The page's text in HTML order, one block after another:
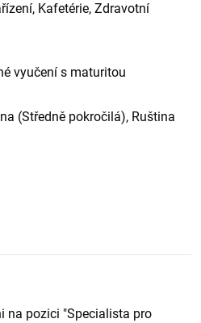
Kafetérie, Zdravotní
vyučení s maturitou
(Středně pokročilá), Ruština
na pozici "Specialista pro